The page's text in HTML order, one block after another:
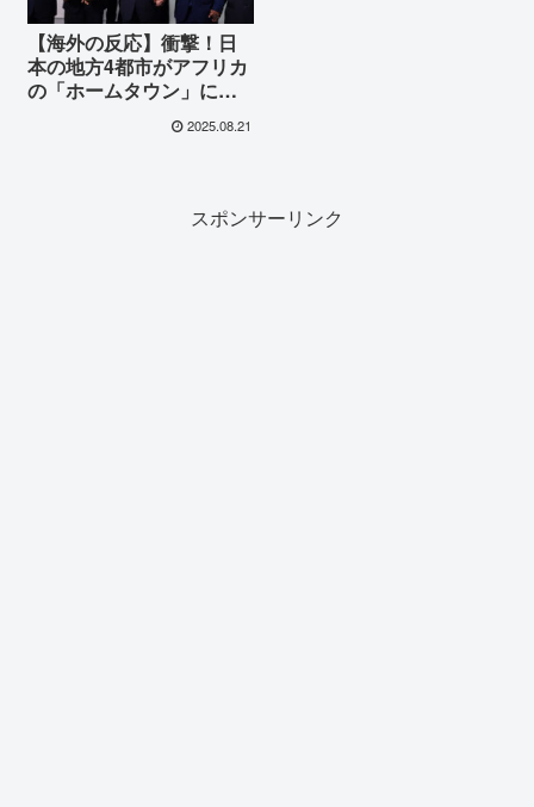
【海外の反応】衝撃！日
本の地方4都市がアフリカ
の「ホームタウン」にな
る計画を発表！海外から
「正気か？」「日本の文
2025.08.21
スポンサーリンク